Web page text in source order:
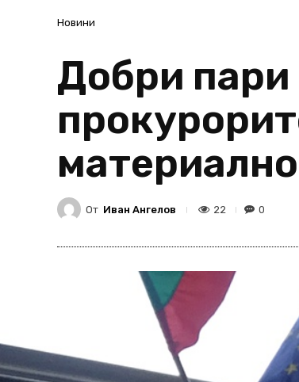
Новини
Добри пари
От Иван Ангелов 22 0